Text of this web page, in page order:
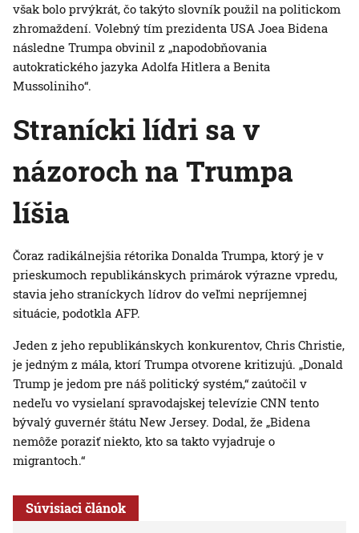
však bolo prvýkrát, čo takýto slovník použil na politickom
zhromaždení. Volebný tím prezidenta USA Joea Bidena
následne Trumpa obvinil z „napodobňovania
autokratického jazyka Adolfa Hitlera a Benita
Mussoliniho“.
Stranícki lídri sa v
názoroch na Trumpa
líšia
Čoraz radikálnejšia rétorika Donalda Trumpa, ktorý je v
prieskumoch republikánskych primárok výrazne vpredu,
stavia jeho straníckych lídrov do veľmi nepríjemnej
situácie, podotkla AFP.
Jeden z jeho republikánskych konkurentov, Chris Christie,
je jedným z mála, ktorí Trumpa otvorene kritizujú. „Donald
Trump je jedom pre náš politický systém,“ zaútočil v
nedeľu vo vysielaní spravodajskej televízie CNN tento
bývalý guvernér štátu New Jersey. Dodal, že „Bidena
nemôže poraziť niekto, kto sa takto vyjadruje o
migrantoch.“
Súvisiaci článok